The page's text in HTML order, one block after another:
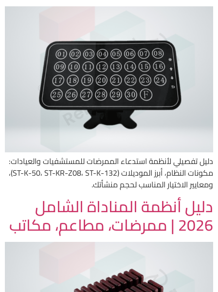
دليل تفصيلي لأنظمة استدعاء الممرضات للمستشفيات والعيادات:
مكونات النظام، أبرز الموديلات (ST-K-50، ST-KR-Z08، ST-K-132)،
ومعايير الاختيار المناسب لحجم منشأتك.
دليل أنظمة المناداة الشامل
2026 | ممرضات، مطاعم، مكاتب